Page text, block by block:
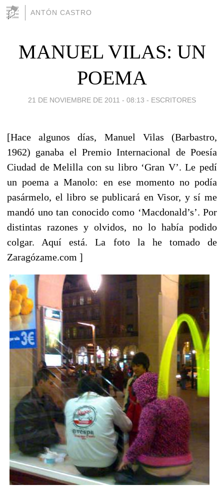
ANTÓN CASTRO
MANUEL VILAS: UN
POEMA
21 DE NOVIEMBRE DE 2011 - 08:13 - ESCRITORES
[Hace algunos días, Manuel Vilas (Barbastro,
1962) ganaba el Premio Internacional de Poesía
Ciudad de Melilla con su libro ‘Gran V’. Le pedí
un poema a Manolo: en ese momento no podía
pasármelo, el libro se publicará en Visor, y sí me
mandó uno tan conocido como ‘Macdonald’s’. Por
distintas razones y olvidos, no lo había podido
colgar. Aquí está. La foto la he tomado de
Zaragózame.com ]